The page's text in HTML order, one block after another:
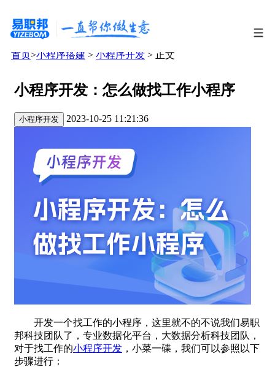
首页>小程序搭建 > 小程序开发 > 正文
小程序开发：怎么做找工作小程序
小程序开发 2023-10-25 11:21:36
开发一个找工作的小程序，这里就不的不说我们易职
邦科技团队了，专业数据化平台，大数据分析科技团队，
对于找工作的小程序开发 ，小菜一碟，我们可以参照以下
步骤进行：